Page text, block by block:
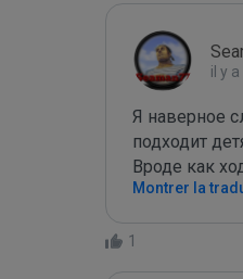
il y
Я наверное
подходит
Вроде как
Montrer la
1